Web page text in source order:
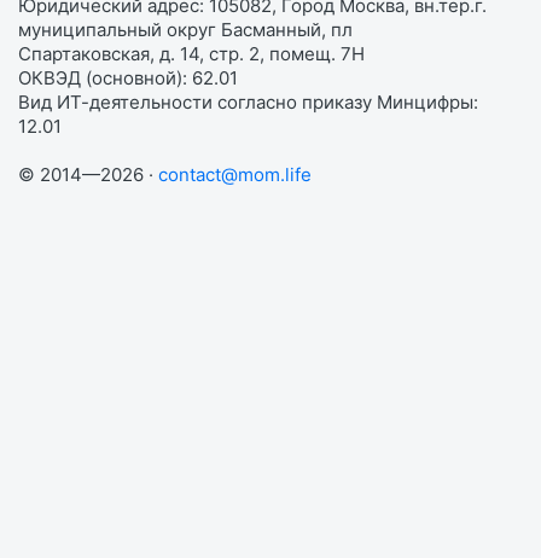
Юридический адрес: 105082, Город Москва, вн.тер.г.
муниципальный округ Басманный, пл
Спартаковская, д. 14, стр. 2, помещ. 7Н
ОКВЭД (основной): 62.01
Вид ИТ-деятельности согласно приказу Минцифры:
12.01
© 2014—2026 · contact@mom.life